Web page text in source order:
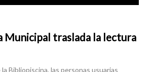
Municipal traslada la lectura
Bibliopiscina, las personas usuarias